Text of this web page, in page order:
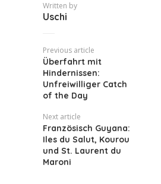
Written by
Uschi
Previous article
Überfahrt mit
Hindernissen:
Unfreiwilliger Catch
of the Day
Next article
Französisch Guyana:
Iles du Salut, Kourou
und St. Laurent du
Maroni